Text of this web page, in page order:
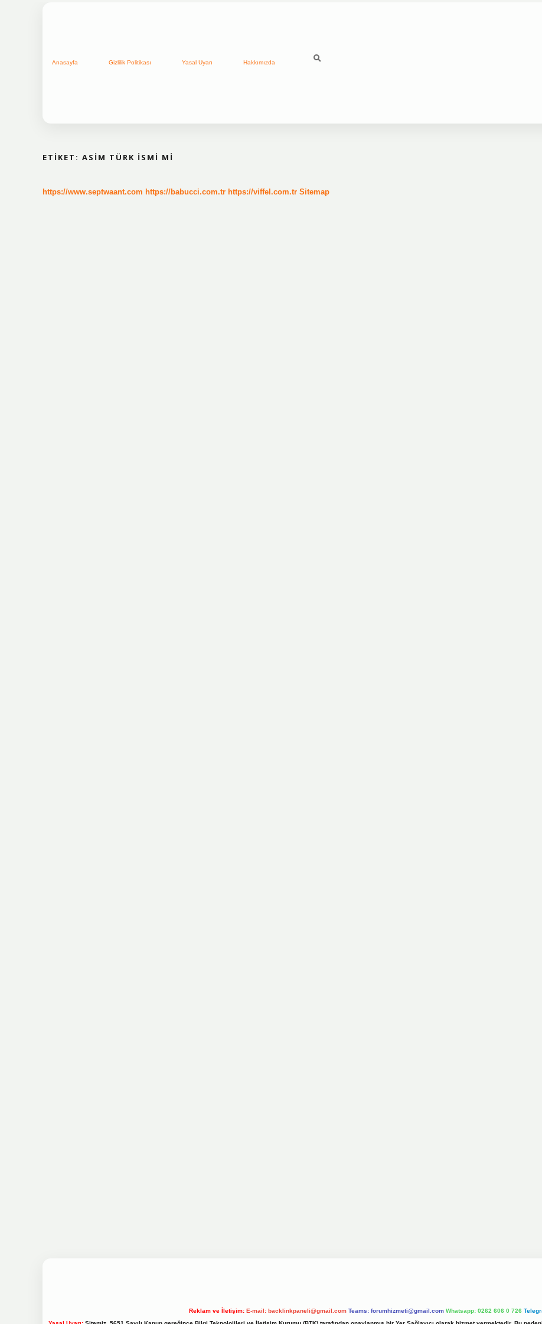
Anasayfa Gizlilik Politikası Yasal Uyarı Hakkımızda
ETIKET: ASIM TÜRK ISMI MI
https://www.septwaant.com https://babucci.com.tr https://viffel.com.tr Sitemap
Reklam ve İletişim: E-mail: backlinkpaneli@gmail.com Teams: forumhizmeti@gmail.com Whatsapp: 0262 606 0 726